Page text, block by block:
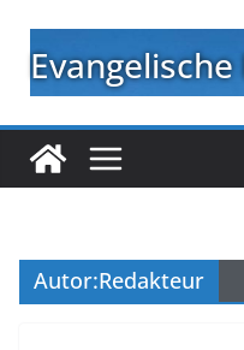
Inhalt
springen
Autor:Redakteur